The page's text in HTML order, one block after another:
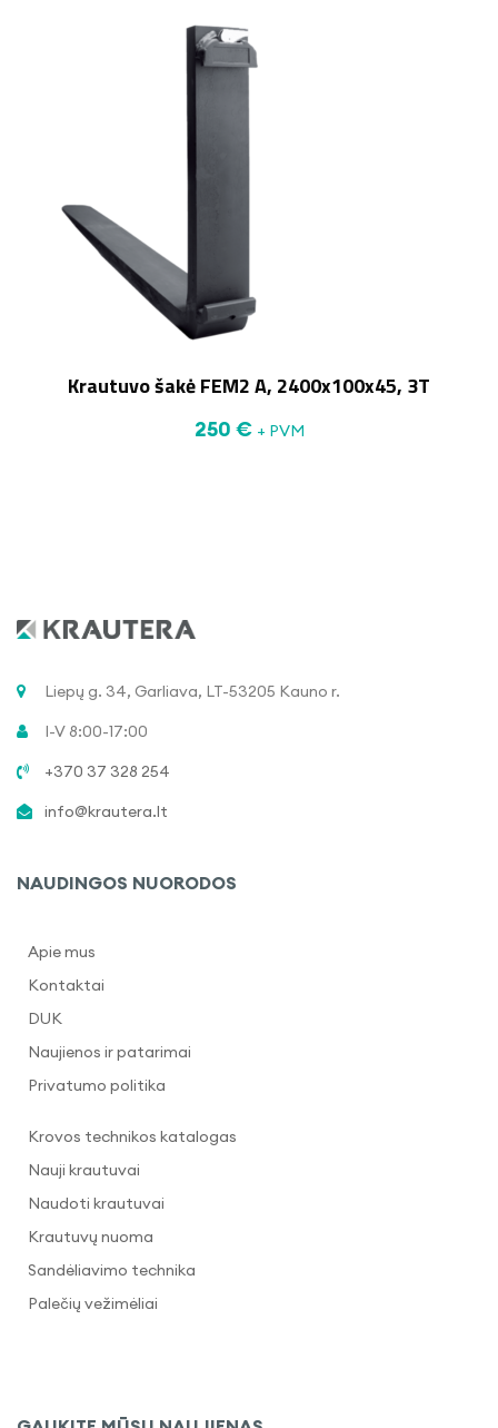
Krautuvo šakė FEM2 A, 2400x100x45, 3T
250 € + PVM
Liepų g. 34, Garliava, LT-53205 Kauno r.
I-V 8:00-17:00
+370 37 328 254
info@krautera.lt
NAUDINGOS NUORODOS
Apie mus
Kontaktai
DUK
Naujienos ir patarimai
Privatumo politika
Krovos technikos katalogas
Nauji krautuvai
Naudoti krautuvai
Krautuvų nuoma
Sandėliavimo technika
Palečių vežimėliai